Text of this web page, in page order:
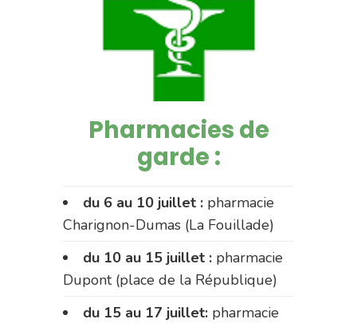
Pharmacies de
garde :
du 6 au 10 juillet : pharmacie
Charignon-Dumas (La Fouillade)
du 10 au 15 juillet : pharmacie
Dupont (place de la République)
du 15 au 17 juillet: pharmacie